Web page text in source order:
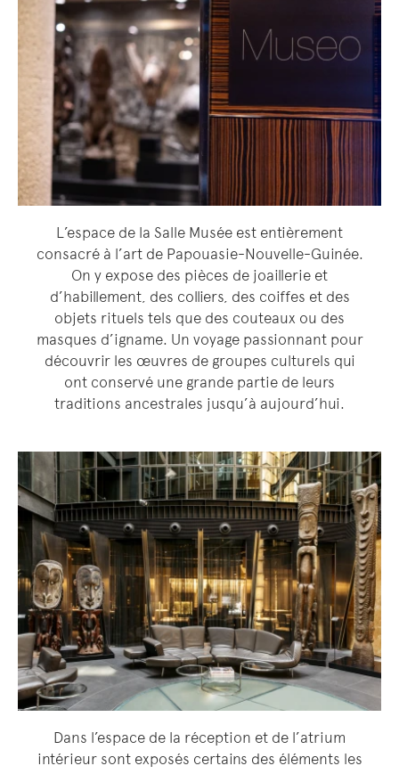
L’espace de la Salle Musée est entièrement
consacré à l’art de Papouasie-Nouvelle-Guinée.
On y expose des pièces de joaillerie et
d’habillement, des colliers, des coiffes et des
objets rituels tels que des couteaux ou des
masques d’igname. Un voyage passionnant pour
découvrir les œuvres de groupes culturels qui
ont conservé une grande partie de leurs
traditions ancestrales jusqu’à aujourd’hui.
Dans l’espace de la réception et de l’atrium
intérieur sont exposés certains des éléments les